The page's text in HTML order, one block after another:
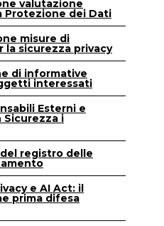
valutazione
Protezione dei Dati
misure di
la sicurezza privacy
di informative
interessati
Esterni e
Sicurezza i
registro delle
e AI Act: il
prima difesa